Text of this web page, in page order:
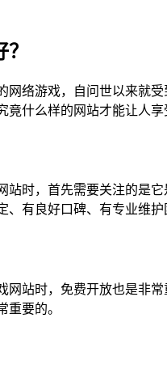
网络游戏，自问世以来就
竟什么样的网站才能让人
站时，首先需要关注的是
、有良好口碑、有专业维护
网站时，免费开放也是非
重要的。